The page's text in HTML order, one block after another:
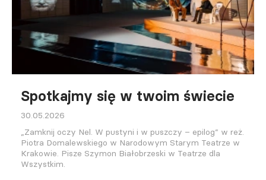
Spotkajmy się w twoim świecie
30.05.2026
„Zamknij oczy Nel. W pustyni i w puszczy – epilog” w reż.
Piotra Domalewskiego w Narodowym Starym Teatrze w
Krakowie. Pisze Szymon Białobrzeski w Teatrze dla
Wszystkim.